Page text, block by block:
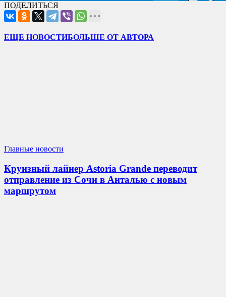
ПОДЕЛИТЬСЯ
ЕЩЕ НОВОСТИБОЛЬШЕ ОТ АВТОРА
Главные новости
Круизный лайнер Astoria Grande переводит
отправление из Сочи в Анталью с новым
маршрутом